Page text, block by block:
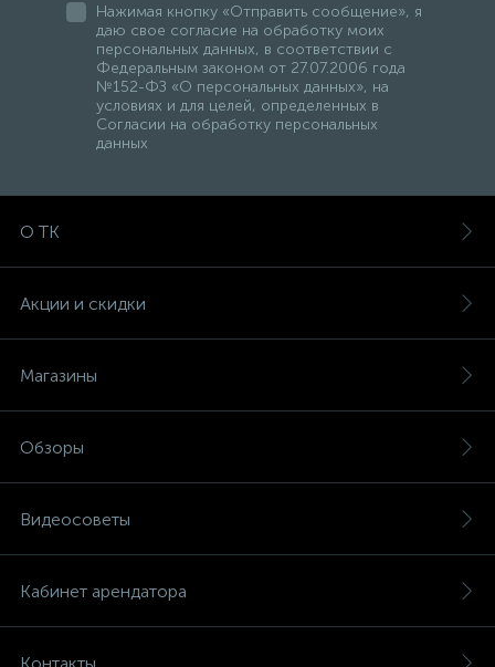
Нажимая кнопку «Отправить сообщение», я
даю свое согласие на обработку моих
персональных данных, в соответствии с
Федеральным законом от 27.07.2006 года
№152-ФЗ «О персональных данных», на
условиях и для целей, определенных в
Согласии на обработку персональных
данных
О ТК
Акции и скидки
Магазины
Обзоры
Видеосоветы
Кабинет арендатора
Контакты